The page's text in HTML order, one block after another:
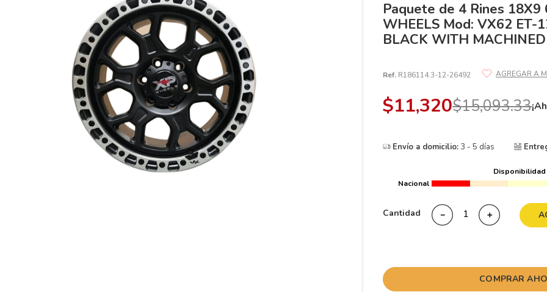
Paquete de 4 Rines 18X9
WHEELS Mod: VX62 ET-
BLACK WITH
Ref. R186114.3-12-26492
$11,320$15,093.33
Envío a domicilio:3 - 5 días
Disponibilidad
Nacional
Cantidad ＋
－
COMPRAR